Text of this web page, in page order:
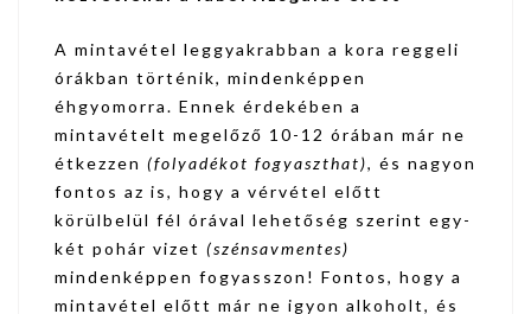
A mintavétel leggyakrabban a kora reggeli
órákban történik, mindenképpen
éhgyomorra. Ennek érdekében a
mintavételt megelőző 10-12 órában már ne
étkezzen (folyadékot fogyaszthat), és nagyon
fontos az is, hogy a vérvétel előtt
körülbelül fél órával lehetőség szerint egy-
két pohár vizet (szénsavmentes)
mindenképpen fogyasszon! Fontos, hogy a
mintavétel előtt már ne igyon alkoholt, és